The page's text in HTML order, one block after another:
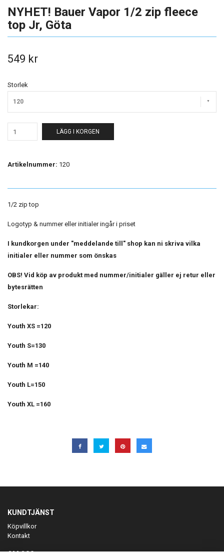
NYHET! Bauer Vapor 1/2 zip fleece
top Jr, Göta
549 kr
Storlek
120
LÄGG I KORGEN
Artikelnummer: 120
1/2 zip top
Logotyp & nummer eller initialer ingår i priset
I kundkorgen under "meddelande till" shop kan ni skriva vilka
initialer eller nummer som önskas
OBS! Vid köp av produkt med nummer/initialer gäller ej retur eller
bytesrätten
Storlekar:
Youth XS =120
Youth S=130
Youth M =140
Youth L=150
Youth XL =160
KUNDTJÄNST
Köpvillkor
Kontakt
OM OSS